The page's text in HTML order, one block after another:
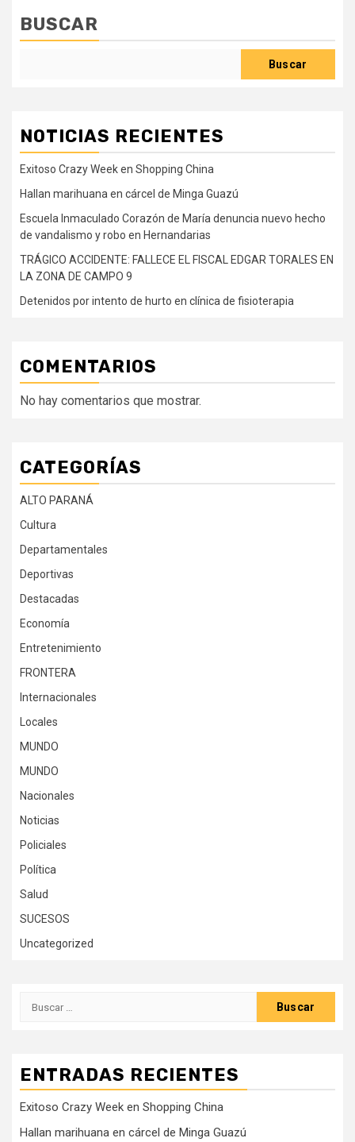
BUSCAR
Buscar
NOTICIAS RECIENTES
Exitoso Crazy Week en Shopping China
Hallan marihuana en cárcel de Minga Guazú
Escuela Inmaculado Corazón de María denuncia nuevo hecho
de vandalismo y robo en Hernandarias
TRÁGICO ACCIDENTE: FALLECE EL FISCAL EDGAR TORALES EN
LA ZONA DE CAMPO 9
Detenidos por intento de hurto en clínica de fisioterapia
COMENTARIOS
No hay comentarios que mostrar.
CATEGORÍAS
ALTO PARANÁ
Cultura
Departamentales
Deportivas
Destacadas
Economía
Entretenimiento
FRONTERA
Internacionales
Locales
MUNDO
MUNDO
Nacionales
Noticias
Policiales
Política
Salud
SUCESOS
Uncategorized
Buscar:
ENTRADAS RECIENTES
Exitoso Crazy Week en Shopping China
Hallan marihuana en cárcel de Minga Guazú